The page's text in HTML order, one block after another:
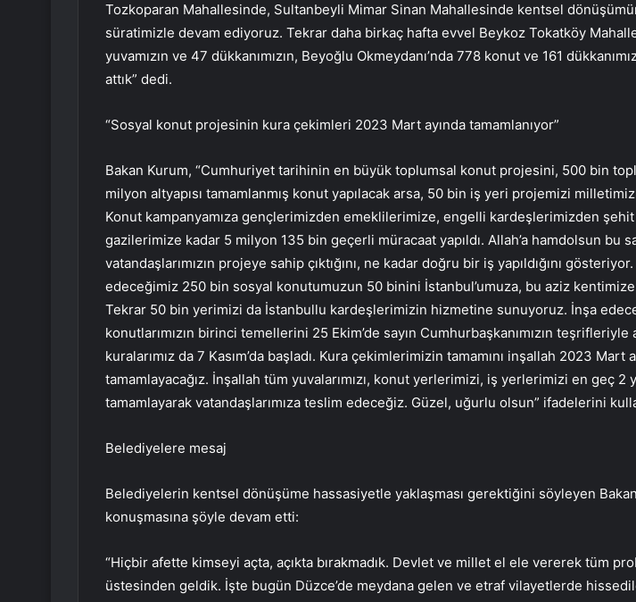
Tozkoparan Mahallesinde, Sultanbeyli Mimar Sinan Mahallesinde kentsel
süratimizle devam ediyoruz. Tekrar daha birkaç hafta evvel Beykoz Tokatköy
yuvamızın ve 47 dükkanımızın, Beyoğlu Okmeydanı’nda 778 konut ve 161
attık” dedi.
“Sosyal konut projesinin kura çekimleri 2023 Mart ayında tamamlanıyor”
Bakan Kurum, “Cumhuriyet tarihinin en büyük toplumsal konut projesini, 500 bin
milyon altyapısı tamamlanmış konut yapılacak arsa, 50 bin iş yeri projemizi
Konut kampanyamıza gençlerimizden emeklilerimize, engelli kardeşlerimizden şehit
gazilerimize kadar 5 milyon 135 bin geçerli müracaat yapıldı. Allah’a hamdolsun bu
vatandaşlarımızın projeye sahip çıktığını, ne kadar doğru bir iş yapıldığını
edeceğimiz 250 bin sosyal konutumuzun 50 binini İstanbul’umuza, bu aziz kentimize
Tekrar 50 bin yerimizi da İstanbullu kardeşlerimizin hizmetine sunuyoruz. İnşa
konutlarımızın birinci temellerini 25 Ekim’de sayın Cumhurbaşkanımızın teşrifleriyle
kuralarımız da 7 Kasım’da başladı. Kura çekimlerimizin tamamını inşallah 2023 Mart
tamamlayacağız. İnşallah tüm yuvalarımızı, konut yerlerimizi, iş yerlerimizi en geç 2
tamamlayarak vatandaşlarımıza teslim edeceğiz. Güzel, uğurlu olsun” ifadelerini
Belediyelere mesaj
Belediyelerin kentsel dönüşüme hassasiyetle yaklaşması gerektiğini söyleyen
konuşmasına şöyle devam etti:
“Hiçbir afette kimseyi açta, açıkta bırakmadık. Devlet ve millet el ele vererek tüm
üstesinden geldik. İşte bugün Düzce’de meydana gelen ve etraf vilayetlerde